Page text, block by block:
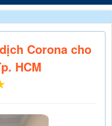
Corona cho
HCM